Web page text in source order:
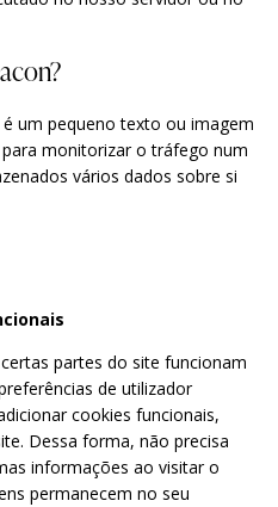
um pequeno texto ou imagem
monitorizar o tráfego num
vários dados sobre si
partes do site funcionam
de utilizador
cookies funcionais,
Dessa forma, não precisa
informações ao visitar o
permanecem no seu